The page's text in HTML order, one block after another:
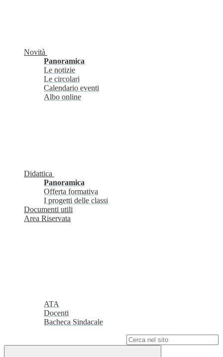
Novità
Panoramica
Le notizie
Le circolari
Calendario eventi
Albo online
Didattica
Panoramica
Offerta formativa
I progetti delle classi
Documenti utili
Area Riservata
ATA
Docenti
Bacheca Sindacale